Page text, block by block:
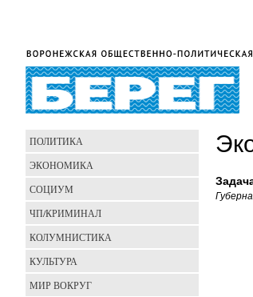
ПОЛИТИКА
ЭКОНОМИКА
СОЦИУМ
ЧП/КРИМИНАЛ
КОЛУМНИСТИКА
КУЛЬТУРА
МИР ВОКРУГ